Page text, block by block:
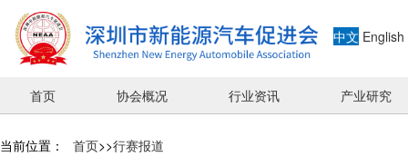
中文 English
首页 协会概况 行业资讯 产业研究
当前位置： 首页>>行赛报道